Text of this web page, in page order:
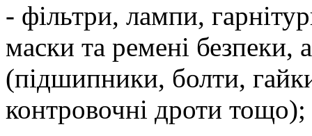
- фільтри, лампи,
маски та ремені безпеки,
(підшипники, болти,
контровочні дроти тощо);